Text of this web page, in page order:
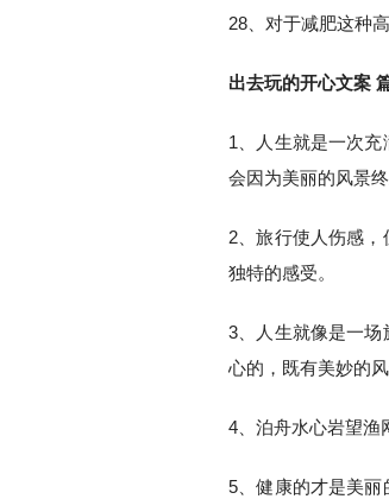
28、对于减肥这种
出去玩的开心文案
1、人生就是一次
会因为美丽的风景终
2、旅行使人伤感
独特的感受。
3、人生就像是一
心的，既有美妙的
4、泊舟水心岩望渔
5、健康的才是美